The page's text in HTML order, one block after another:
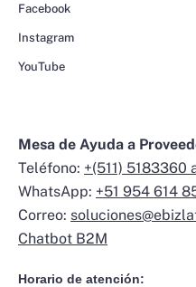
Facebook
Instagram
YouTube
Mesa de Ayuda a
Teléfono: +(511) 5183360
WhatsApp: +51 954 614
Correo:
Chatbot B2M
Horario de atención: